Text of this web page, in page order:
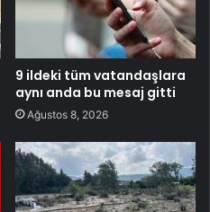
9 ildeki tüm vatandaşlara
aynı anda bu mesaj gitti
Ağustos 8, 2026